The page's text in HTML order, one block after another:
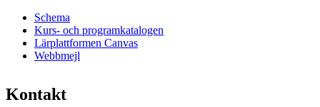
Schema
Kurs- och programkatalogen
Lärplattformen Canvas
Webbmejl
Kontakt